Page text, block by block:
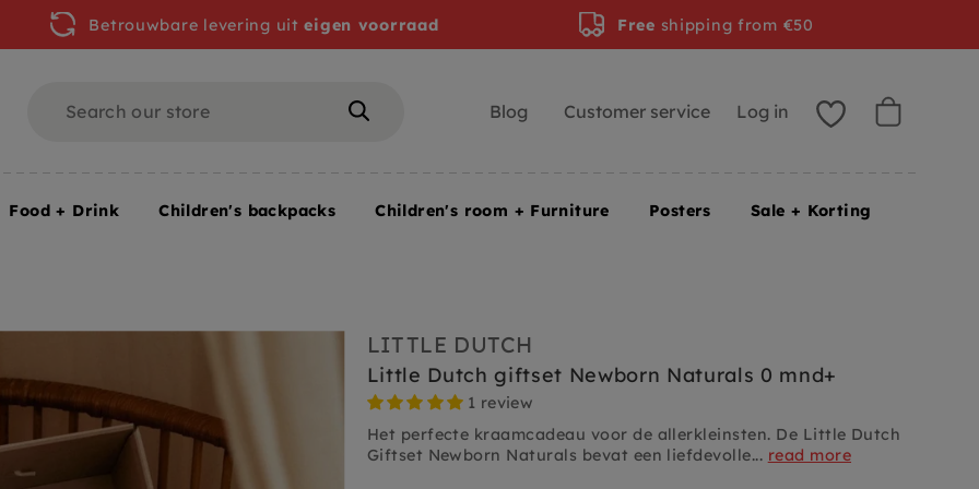
LITTLE DUTCH
Little Dutch giftset Newborn Naturals 0 mnd+
1 review
Het perfecte kraamcadeau voor de allerkleinsten. De Little Dutch
Giftset Newborn Naturals bevat een liefdevolle... read more
Betrouwbare levering uiteigen voorraad Free shipping from €50
Blog Customer service Log in
Food + Drink Children's backpacks Children's room + Furniture Posters Sale + Korting